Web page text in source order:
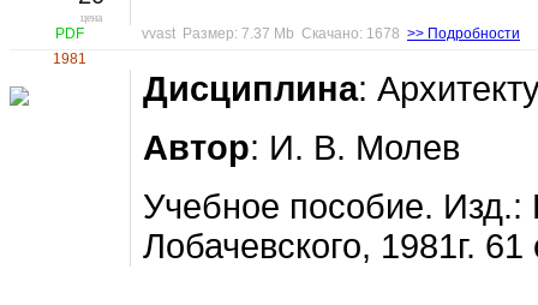
цена
PDF
1981
vvast Размер: 7.37 Mb Скачано: 1678 >> Подробности
Дисциплина:
Автор: И. В. Молев
Учебное пособие. Изд.:
Лобачевского, 1981г. 61